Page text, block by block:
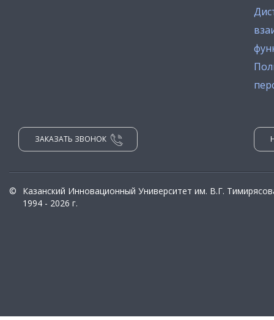
ЗАКАЗАТЬ ЗВОНОК
©
Казанский Инновационный Университет им. В.Г.
1994 - 2026 г.